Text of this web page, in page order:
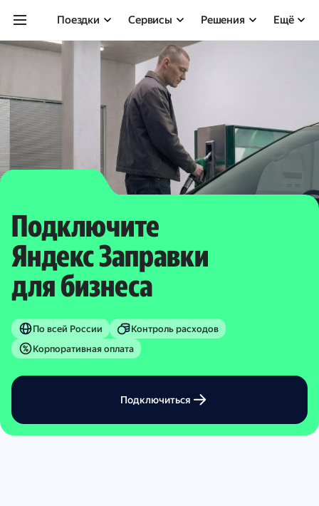
Поездки Сервисы Решения Ещё
Подключите
Яндекс Заправки
для бизнеса
По всей России
Контроль расходов
Корпоративная оплата
Подключиться